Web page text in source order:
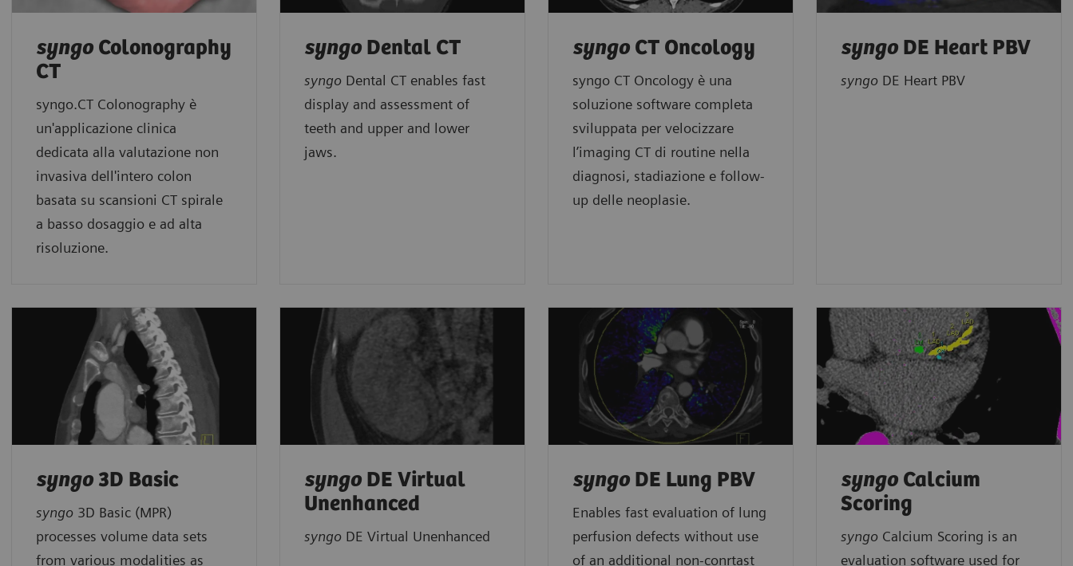
syngo Colonography
CT
syngo.CT Colonography è
un'applicazione clinica
dedicata alla valutazione non
invasiva dell'intero colon
basata su scansioni CT spirale
a basso dosaggio e ad alta
risoluzione.
syngo Dental CT
syngo Dental CT enables fast
display and assessment of
teeth and upper and lower
jaws.
syngo CT Oncology
syngo CT Oncology è una
soluzione software completa
sviluppata per velocizzare
l’imaging CT di routine nella
diagnosi, stadiazione e follow-
up delle neoplasie.
syngo DE Heart PBV
syngo DE Heart PBV
syngo 3D Basic
syngo 3D Basic (MPR)
processes volume data sets
from various modalities as
syngo DE Virtual
Unenhanced
syngo DE Virtual Unenhanced
syngo DE Lung PBV
Enables fast evaluation of lung
perfusion defects without use
of an additional non-conrtast
syngo Calcium
Scoring
syngo Calcium Scoring is an
evaluation software used for